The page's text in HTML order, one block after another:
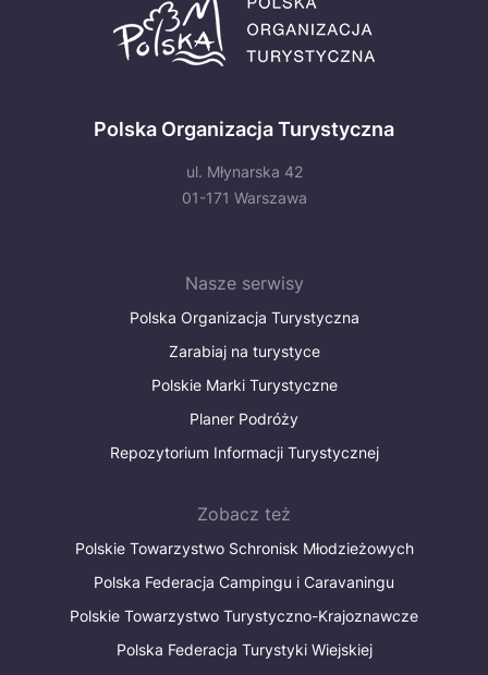
Polska Organizacja Turystyczna
ul. Młynarska 42
01-171 Warszawa
Nasze serwisy
Polska Organizacja Turystyczna
Zarabiaj na turystyce
Polskie Marki Turystyczne
Planer Podróży
Repozytorium Informacji Turystycznej
Zobacz też
Polskie Towarzystwo Schronisk Młodzieżowych
Polska Federacja Campingu i Caravaningu
Polskie Towarzystwo Turystyczno-Krajoznawcze
Polska Federacja Turystyki Wiejskiej